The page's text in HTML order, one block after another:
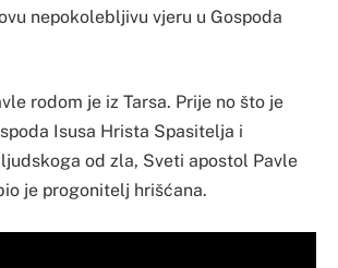
nepokolebljivu vjeru u Gospoda
rodom je iz Tarsa. Prije no što je
Isusa Hrista Spasitelja i
od zla, Sveti apostol Pavle
je progonitelj hrišćana.